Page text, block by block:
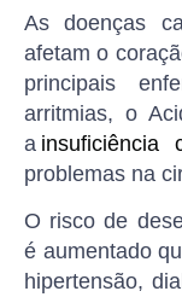
As doenças
afetam o
principais
arritmias, o
a insuficiência
problemas na
O risco de
é aumentado
hipertensão,